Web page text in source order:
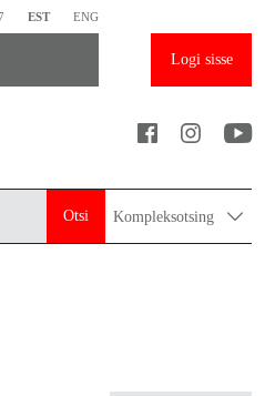
EST ENG
Logi sisse
Otsi Kompleksotsing